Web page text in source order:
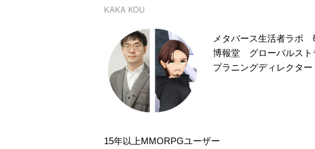
KAKA KOU
メタバース生活者ラボ
博報堂 グローバルスト
プラニングディレクター
15年以上MMORPGユーザー